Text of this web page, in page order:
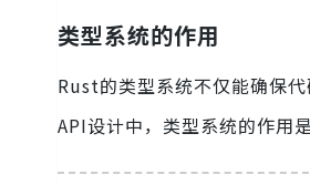
类型系统的作用
Rust的类型系统不仅能确保
API设计中，类型系统的作用